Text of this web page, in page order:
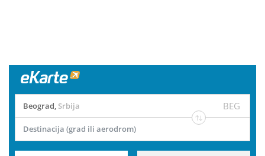
Beograd, Srbija BEG
Destinacija (grad ili aerodrom)